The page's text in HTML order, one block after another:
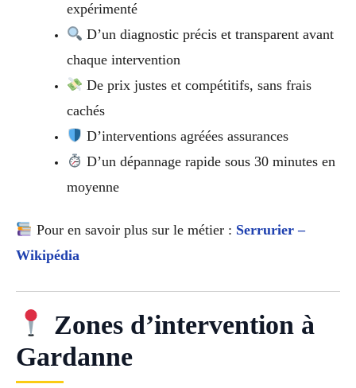
expérimenté
D’un diagnostic précis et transparent avant
chaque intervention
De prix justes et compétitifs, sans frais
cachés
D’interventions agréées assurances
D’un dépannage rapide sous 30 minutes en
moyenne
Pour en savoir plus sur le métier : Serrurier –
Wikipédia
Zones d’intervention à
Gardanne